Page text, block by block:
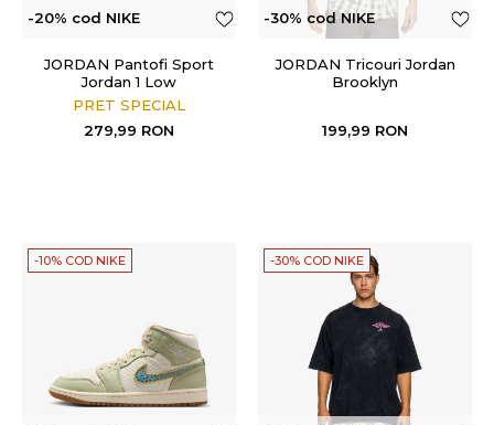
-20% cod NIKE
JORDAN Pantofi Sport
Jordan 1 Low
PRET SPECIAL
279,99 RON
-30% cod NIKE
JORDAN Tricouri Jordan
Brooklyn
199,99 RON
-10% COD NIKE -30% COD NIKE